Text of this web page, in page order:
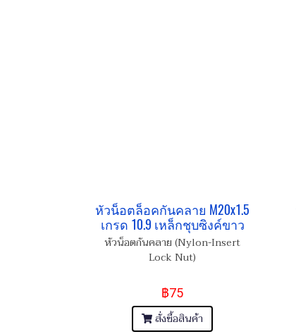
หัวน็อตล็อคกันคลาย M20x1.5
เกรด 10.9 เหล็กชุบซิงค์ขาว
หัวน็อตกันคลาย (Nylon-Insert
Lock Nut)
฿75
สั่งซื้อสินค้า